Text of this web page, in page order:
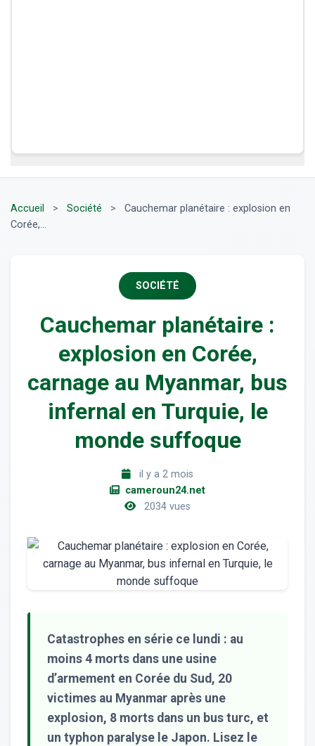
Accueil > Société >
Cauchemar planétaire : explosion en
Corée,...
SOCIÉTÉ
Cauchemar planétaire :
explosion en Corée,
carnage au Myanmar, bus
infernal en Turquie, le
monde suffoque
il y a 2 mois
cameroun24.net
2034 vues
Catastrophes en série ce lundi : au
moins 4 morts dans une usine
d’armement en Corée du Sud, 20
victimes au Myanmar après une
explosion, 8 morts dans un bus turc, et
un typhon paralyse le Japon. Lisez le